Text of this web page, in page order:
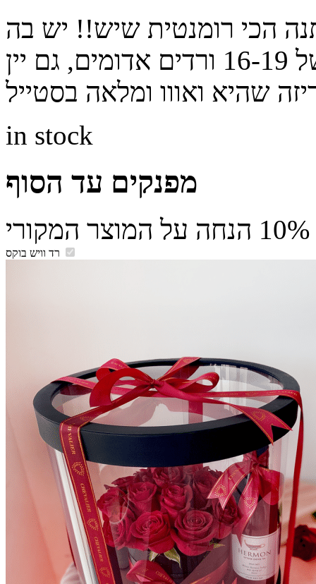
הכי רומנטית שיש!! יש בה
הכל, גם סידור בשזירה מדויקת של 16-19 ורדים אדומים, גם יין
in stock
מפנקים עד הסוף
רד וויש בוקס